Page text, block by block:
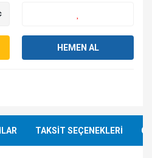
HEMEN AL
TAKSİT SEÇENEKLERİ